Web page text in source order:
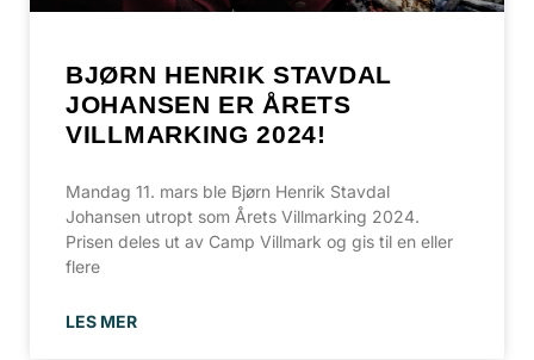
BJØRN HENRIK STAVDAL
JOHANSEN ER ÅRETS
VILLMARKING 2024!
Mandag 11. mars ble Bjørn Henrik Stavdal
Johansen utropt som Årets Villmarking 2024.
Prisen deles ut av Camp Villmark og gis til en eller
flere
LES MER